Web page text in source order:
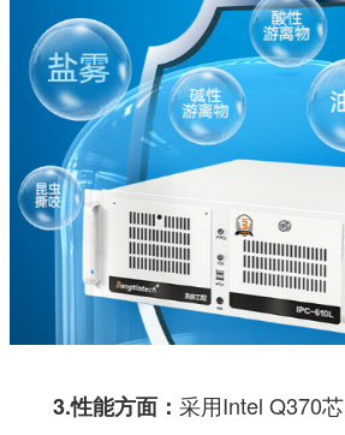
3.性能方面：采用Intel Q370